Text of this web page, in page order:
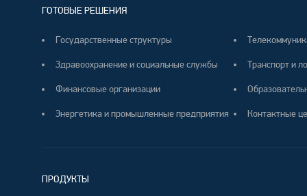
ГОТОВЫЕ РЕШЕНИЯ
Государственные структуры
Здравоохранение и социальные службы
Финансовые организации
Энергетика и промышленные предприятия
Транспорт и
Контактные
ПРОДУКТЫ